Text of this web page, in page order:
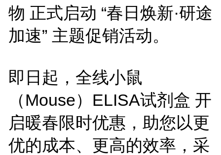
物 正式启动 “春日焕新·研途
加速” 主题促销活动。
即日起，全线小鼠
（Mouse）ELISA试剂盒 开
启暖春限时优惠，助您以更
优的成本、更高的效率，采